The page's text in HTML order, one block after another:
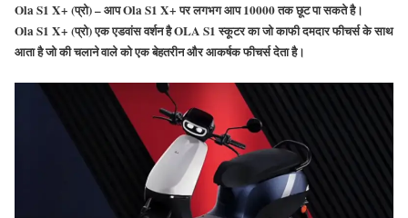
Ola S1 X+ (प्रो) – आप Ola S1 X+ पर लगभग आप 10000 तक छूट पा सकते है।
Ola S1 X+ (प्रो) एक एडवांस वर्शन है OLA S1 स्कूटर का जो काफी दमदार फीचर्स के साथ
आता है जो की चलाने वाले को एक बेहतरीन और आकर्षक फीचर्स देता है।